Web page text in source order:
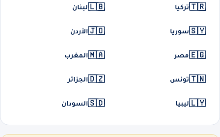
🇹🇷تركيا 🇱🇧لبنان
🇸🇾سوريا 🇯🇴الأردن
🇪🇬مصر 🇲🇦المغرب
🇹🇳تونس 🇩🇿الجزائر
🇱🇾ليبيا 🇸🇩السودان